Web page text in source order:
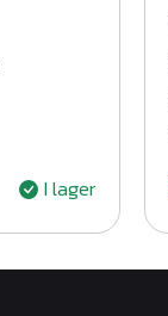
I lager